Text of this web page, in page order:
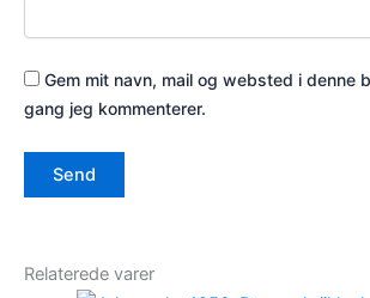
Gem mit navn, mail og websted i denne
gang jeg kommenterer.
Relaterede varer